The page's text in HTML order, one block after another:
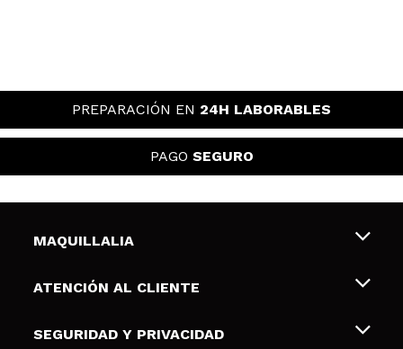
PREPARACIÓN EN 24H LABORABLES
PAGO SEGURO
MAQUILLALIA
Sobre nosotros
Tarjetas de Regalo
ATENCIÓN AL CLIENTE
Envíos y devoluciones
SEGURIDAD Y PRIVACIDAD